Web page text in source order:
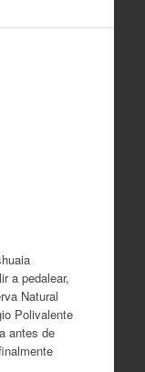
a pedalear,
Natural
Polivalente
antes de